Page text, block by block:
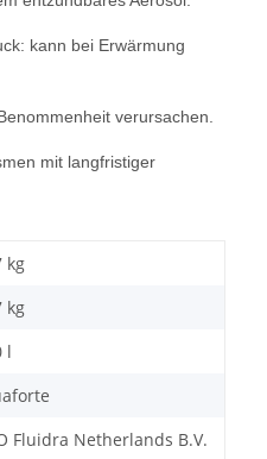
kann bei Erwärmung
verursachen.
mit langfristiger
kg
kg
l
Fluidra Netherlands B.V.